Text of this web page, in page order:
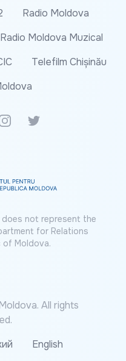
Radio Moldova
Radio Moldova Muzical
Telefilm Chișinău
Twitter
not represent the
for Relations
of Moldova.
All rights
English